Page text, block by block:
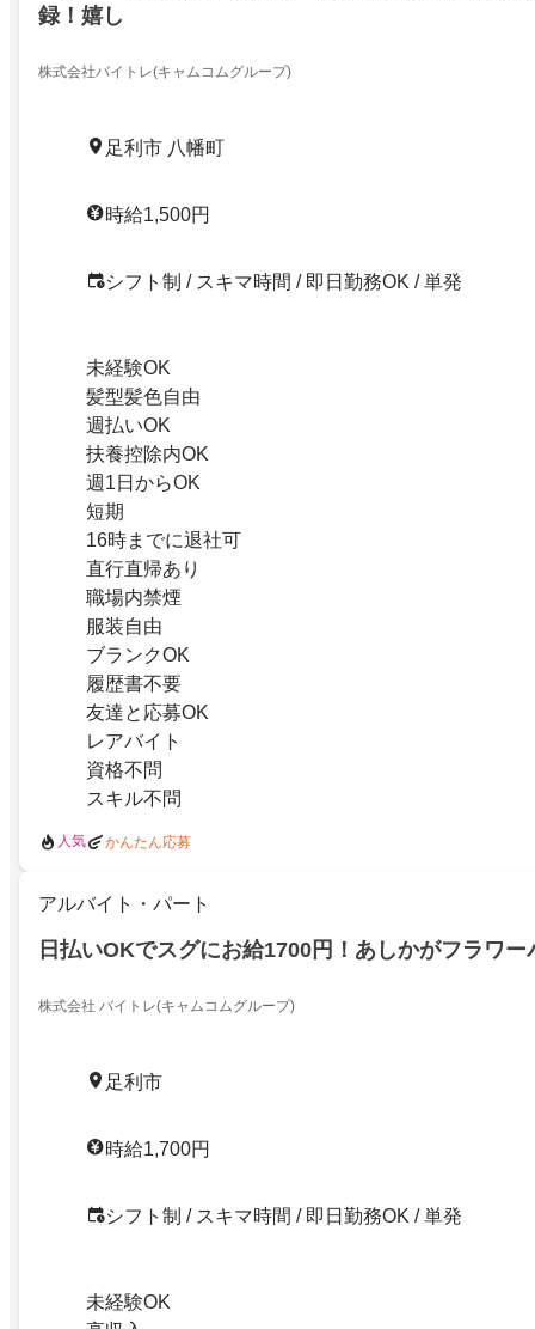
録！嬉し
株式会社バイトレ(キャムコムグループ)
足利市 八幡町
時給1,500円
シフト制 / スキマ時間 / 即日勤務OK / 単発
未経験OK
髪型髪色自由
週払いOK
扶養控除内OK
週1日からOK
短期
16時までに退社可
直行直帰あり
職場内禁煙
服装自由
ブランクOK
履歴書不要
友達と応募OK
レアバイト
資格不問
スキル不問
人気 かんたん応募
アルバイト・パート
日払いOKでスグにお給1700円！あしかがフラワー
株式会社 バイトレ(キャムコムグループ)
足利市
時給1,700円
シフト制 / スキマ時間 / 即日勤務OK / 単発
未経験OK